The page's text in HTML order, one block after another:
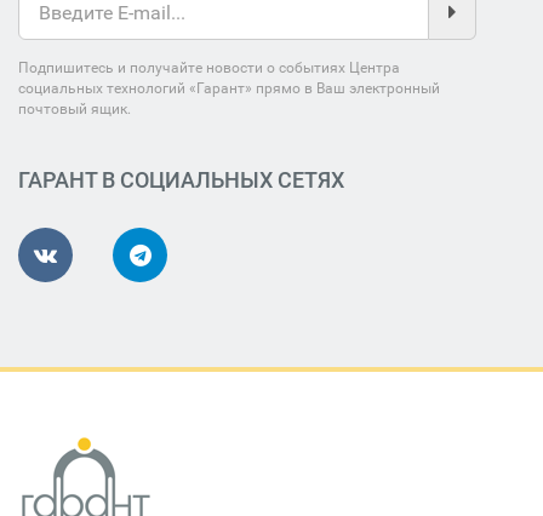
Подпишитесь и получайте новости о событиях Центра
социальных технологий «Гарант» прямо в Ваш электронный
почтовый ящик.
ГАРАНТ В СОЦИАЛЬНЫХ СЕТЯХ